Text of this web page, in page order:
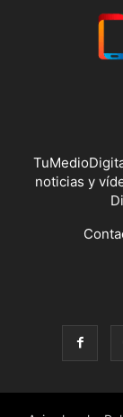
noticias y